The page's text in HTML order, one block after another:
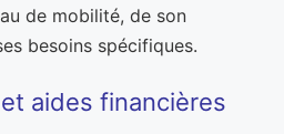
de mobilité, de son
besoins spécifiques.
aides financières